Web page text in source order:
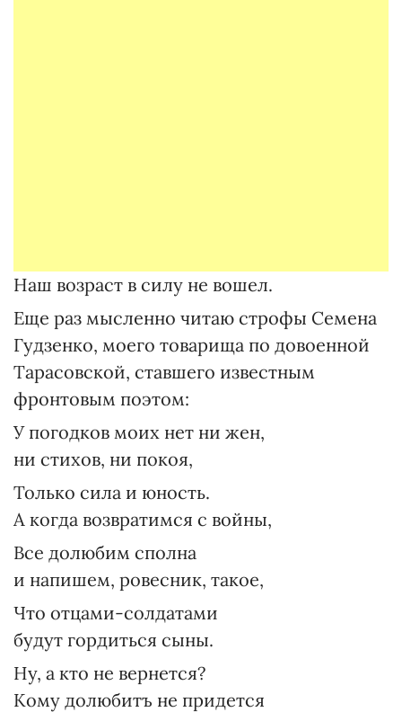
Наш возраст в силу не вошел.
Еще раз мысленно читаю строфы Семена
Гудзенко, моего товарища по довоенной
Тарасовс­кой, ставшего известным
фронтовым поэтом:
У погодков моих нет ни жен,
ни стихов, ни покоя,
Только сила и юность.
А когда возвратимся с войны,
Все долюбим сполна
и напишем, ровесник, такое,
Что отцами-солдатами
будут гордиться сыны.
Ну, а кто не вернется?
Кому долюбитъ не придется